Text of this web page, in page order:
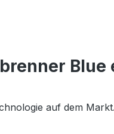
auf dem